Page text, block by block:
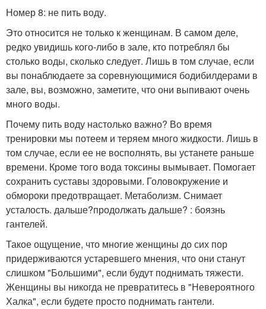
Номер 8: не пить воду.
Это относится не только к женщинам. В самом деле,
редко увидишь кого-либо в зале, кто потреблял бы
столько воды, сколько следует. Лишь в том случае, если
вы понаблюдаете за соревнующимися бодибилдерами в
зале, вы, возможно, заметите, что они выпивают очень
много воды.
Почему пить воду настолько важно? Во время
тренировки мы потеем и теряем много жидкости. Лишь в
том случае, если ее не восполнять, вы устанете раньше
времени. Кроме того вода токсины вымывает. Помогает
сохранить суставы здоровыми. Головокружение и
обмороки предотвращает. Метаболизм. Снимает
усталость. дальше?продолжать дальше? : боязнь
гантелей.
Такое ощущение, что многие женщины до сих пор
придерживаются устаревшего мнения, что они станут
слишком "Большими", если будут поднимать тяжести.
Женщины вы никогда не превратитесь в "Невероятного
Халка", если будете просто поднимать гантели.